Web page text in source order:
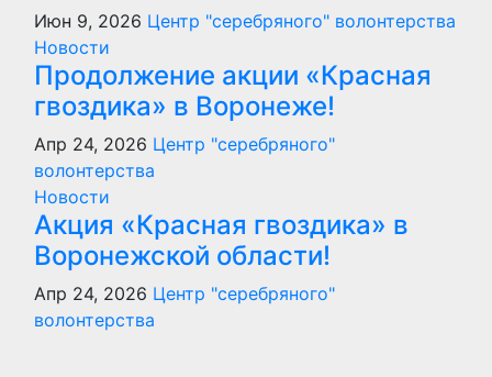
Июн 9, 2026 Центр "серебряного" волонтерства
Новости
Продолжение акции «Красная
гвоздика» в Воронеже!
Апр 24, 2026 Центр "серебряного"
волонтерства
Новости
Акция «Красная гвоздика» в
Воронежской области!
Апр 24, 2026 Центр "серебряного"
волонтерства